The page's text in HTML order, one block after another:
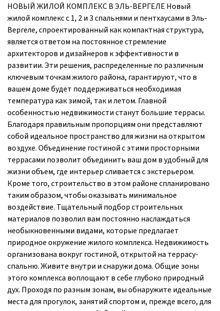
НОВЫЙ ЖИЛОЙ КОМПЛЕКС В ЭЛЬ-ВЕРГЕЛЕ Новый
жилой комплекс с 1, 2 и 3 спальнями и пентхаусами в Эль-
Вергеле, спроектированный как компактная структура,
является ответом на постоянное стремление
архитекторов и дизайнеров к эффективности в
развитии. Эти решения, распределенные по различным
ключевым точкам жилого района, гарантируют, что в
вашем доме будет поддерживаться необходимая
температура как зимой, так и летом. Главной
особенностью недвижимости станут большие террасы.
Благодаря правильным пропорциям они представляют
собой идеальное пространство для жизни на открытом
воздухе. Объединение гостиной с этими просторными
террасами позволит объединить ваш дом в удобный для
жизни объем, где интерьер сливается с экстерьером.
Кроме того, строительство в этом районе спланировано
таким образом, чтобы оказывать минимальное
воздействие. Тщательный подбор строительных
материалов позволил вам постоянно наслаждаться
необыкновенными видами, которые предлагает
природное окружение жилого комплекса. Недвижимость
организована вокруг гостиной, открытой на террасу-
спальню. Живите внутри и снаружи дома. Общие зоны
этого комплекса воплощают в себе глубоко природный
дух. Проходя по разным зонам, вы обнаружите идеальные
места для прогулок, занятий спортом и, прежде всего, для